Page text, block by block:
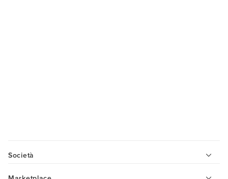
Società